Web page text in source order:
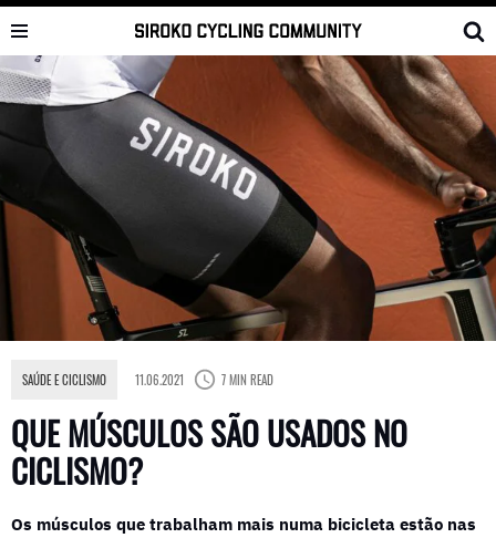
Skip
to
content
QUE MÚSCULOS SÃO USADOS NO
CICLISMO?
SAÚDE E CICLISMO 11.06.2021 7 MIN READ
Os músculos que trabalham mais numa bicicleta estão nas